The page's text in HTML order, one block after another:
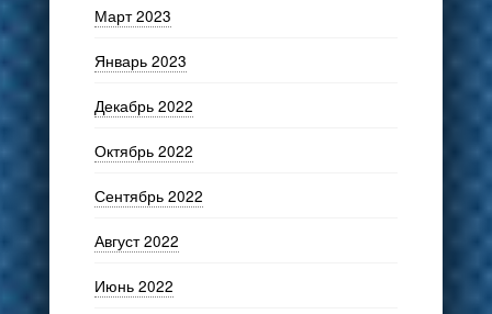
Март 2023
Январь 2023
Декабрь 2022
Октябрь 2022
Сентябрь 2022
Август 2022
Июнь 2022